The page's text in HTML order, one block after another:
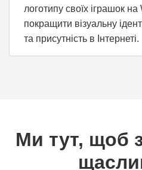
логотипу своїх іграшок
покращити візуальну
та присутність в Інтернеті.
Ми тут, щоб